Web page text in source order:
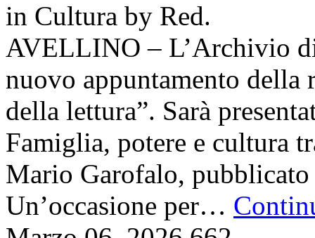
in Cultura by Red.
AVELLINO – L’Archivio
nuovo appuntamento della
della lettura”. Sarà
Famiglia, potere e cultura
Mario Garofalo,
Un’occasione per…